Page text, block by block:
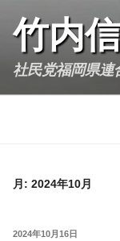
content
竹内
社民党福岡県連
月: 2024年10月
POSTED
2024年10月16日